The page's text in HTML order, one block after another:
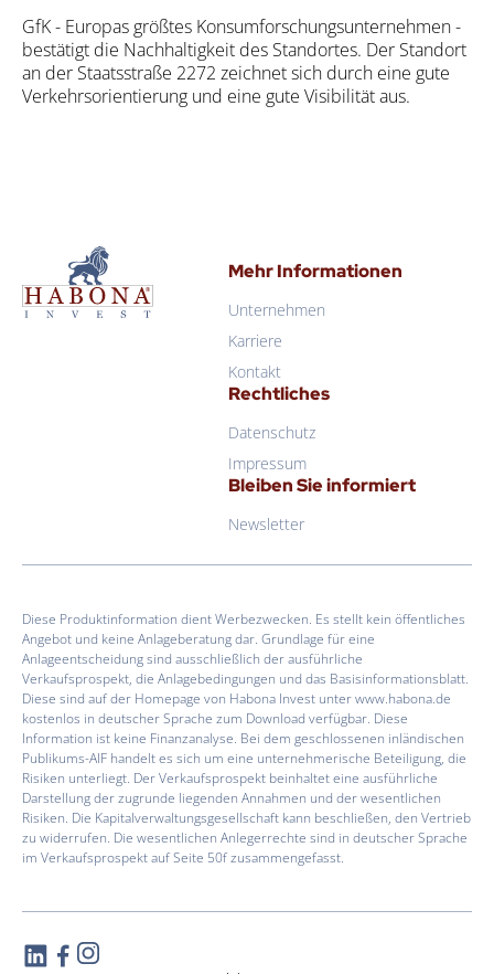
GfK - Euro­pas größ­tes Kon­sum­for­schungs­un­ter­neh­men -
bestä­tigt die Nach­hal­tig­keit des Stand­or­tes. Der Stand­ort
an der Staats­stra­ße 2272 zeich­net sich durch eine gute
Ver­kehrs­ori­en­tie­rung und eine gute Visi­bi­li­tät aus.
Mehr Informationen
Unternehmen
Karriere
Kontakt
Rechtliches
Datenschutz
Impressum
Bleiben Sie informiert
Newsletter
Diese Produktinformation dient Werbezwecken. Es stellt kein öffentliches
Angebot und keine Anlageberatung dar. Grundlage für eine
Anlageentscheidung sind ausschließlich der ausführliche
Verkaufsprospekt, die Anlagebedingungen und das Basisinformationsblatt.
Diese sind auf der Homepage von Habona Invest unter www.habona.de
kostenlos in deutscher Sprache zum Download verfügbar. Diese
Information ist keine Finanzanalyse. Bei dem geschlossenen inländischen
Publikums-AIF handelt es sich um eine unternehmerische Beteiligung, die
Risiken unterliegt. Der Verkaufsprospekt beinhaltet eine ausführliche
Darstellung der zugrunde liegenden Annahmen und der wesentlichen
Risiken. Die Kapitalverwaltungsgesellschaft kann beschließen, den Vertrieb
zu widerrufen. Die wesentlichen Anlegerrechte sind in deutscher Sprache
im Verkaufsprospekt auf Seite 50f zusammengefasst.